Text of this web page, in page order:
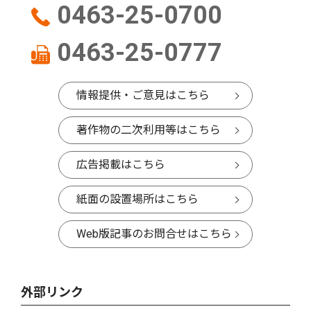
0463-25-0700
0463-25-0777
情報提供・ご意見はこちら
著作物の二次利用等はこちら
広告掲載はこちら
紙面の設置場所はこちら
Web版記事のお問合せはこちら
外部リンク